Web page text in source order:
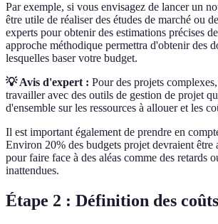
Par exemple, si vous envisagez de lancer un
être utile de réaliser des études de marché ou
experts pour obtenir des estimations précises
approche méthodique permettra d'obtenir des
lesquelles baser votre budget.
💡 Avis d'expert : Pour des projets
travailler avec des outils de gestion de projet
d'ensemble sur les ressources à allouer et les
Il est important également de prendre en
Environ 20% des budgets projet devraient être
pour faire face à des aléas comme des retards
inattendues.
Étape 2 : Définition des coûts